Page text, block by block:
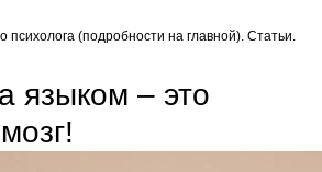
психолога (подробности на главной). Статьи.
языком – это